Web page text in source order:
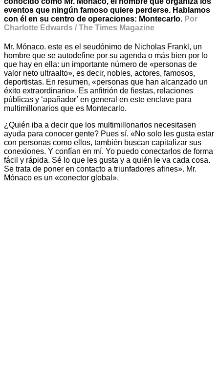
eventos que ningún famoso quiere perderse. Hablamos
con él en su centro de operaciones: Montecarlo. Por
Charlotte Edwards / The Times Magazine
Mr. Mónaco. este es el seudónimo de Nicholas Frankl, un
hombre que se autodefine por su agenda o más bien por lo
que hay en ella: un importante número de «personas de
valor neto ultraalto», es decir, nobles, actores, famosos,
deportistas. En resumen, «personas que han alcanzado un
éxito extraordinario». Es anfitrión de fiestas, relaciones
públicas y ‘apañador’ en general en este enclave para
multimillonarios que es Montecarlo.
¿Quién iba a decir que los multimillonarios necesitasen
ayuda para conocer gente? Pues sí. «No solo les gusta estar
con personas como ellos, también buscan capitalizar sus
conexiones. Y confían en mí. Yo puedo conectarlos de forma
fácil y rápida. Sé lo que les gusta y a quién le va cada cosa.
Se trata de poner en contacto a triunfadores afines». Mr.
Mónaco es un «conector global».